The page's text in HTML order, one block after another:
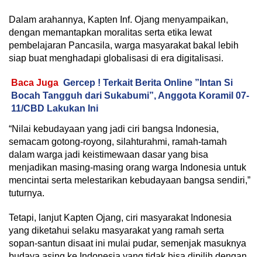
Dalam arahannya, Kapten Inf. Ojang menyampaikan,
dengan memantapkan moralitas serta etika lewat
pembelajaran Pancasila, warga masyarakat bakal lebih
siap buat menghadapi globalisasi di era digitalisasi.
Baca Juga Gercep ! Terkait Berita Online ”Intan Si
Bocah Tangguh dari Sukabumi”, Anggota Koramil 07-
11/CBD Lakukan Ini
“Nilai kebudayaan yang jadi ciri bangsa Indonesia,
semacam gotong-royong, silahturahmi, ramah-tamah
dalam warga jadi keistimewaan dasar yang bisa
menjadikan masing-masing orang warga Indonesia untuk
mencintai serta melestarikan kebudayaan bangsa sendiri,”
tuturnya.
Tetapi, lanjut Kapten Ojang, ciri masyarakat Indonesia
yang diketahui selaku masyarakat yang ramah serta
sopan-santun disaat ini mulai pudar, semenjak masuknya